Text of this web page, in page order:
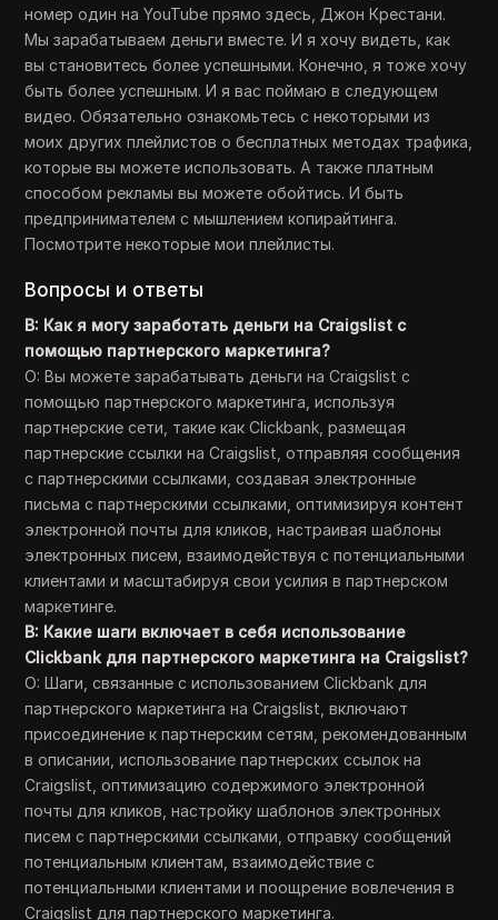
номер один на YouTube прямо здесь, Джон Крестани.
Мы зарабатываем деньги вместе. И я хочу видеть, как
вы становитесь более успешными. Конечно, я тоже хочу
быть более успешным. И я вас поймаю в следующем
видео. Обязательно ознакомьтесь с некоторыми из
моих других плейлистов о бесплатных методах трафика,
которые вы можете использовать. А также платным
способом рекламы вы можете обойтись. И быть
предпринимателем с мышлением копирайтинга.
Посмотрите некоторые мои плейлисты.
Вопросы и ответы
В: Как я могу заработать деньги на Craigslist с
помощью партнерского маркетинга?
О: Вы можете зарабатывать деньги на Craigslist с
помощью партнерского маркетинга, используя
партнерские сети, такие как Clickbank, размещая
партнерские ссылки на Craigslist, отправляя сообщения
с партнерскими ссылками, создавая электронные
письма с партнерскими ссылками, оптимизируя контент
электронной почты для кликов, настраивая шаблоны
электронных писем, взаимодействуя с потенциальными
клиентами и масштабируя свои усилия в партнерском
маркетинге.
В: Какие шаги включает в себя использование
Clickbank для партнерского маркетинга на Craigslist?
О: Шаги, связанные с использованием Clickbank для
партнерского маркетинга на Craigslist, включают
присоединение к партнерским сетям, рекомендованным
в описании, использование партнерских ссылок на
Craigslist, оптимизацию содержимого электронной
почты для кликов, настройку шаблонов электронных
писем с партнерскими ссылками, отправку сообщений
потенциальным клиентам, взаимодействие с
потенциальными клиентами и поощрение вовлечения в
Craigslist для партнерского маркетинга.